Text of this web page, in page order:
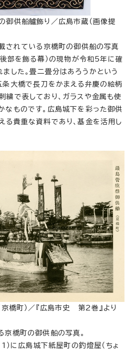
御供船艫飾り／広島市蔵（画像提
されている京橋町の御供船の写真
後部を飾る幕）の現物が令和5年に確
した。畳二畳分はあろうかという
条大橋で長刀をかまえる弁慶の絵柄
繍で表しており、ガラスや金属も使
なものです。広島城下を彩った御供
る貴重な資料であり、基金を活用し
橋町）／『広島市史 第2巻』より
京橋町の御供船の写真。
）に広島城下紙屋町の釣燈屋（ちょ